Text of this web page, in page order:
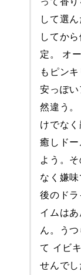
して選
してか
定。 オ
もピン
安っぽ
然違う
けでな
癒しド
よう。
なく嫌
後のド
イムは
ん。う
て イビ
せんで